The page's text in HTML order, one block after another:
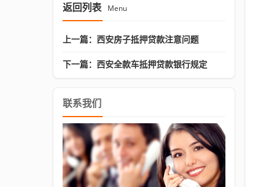
返回列表 Menu
上一篇：西安房子抵押贷款注意问题
下一篇：西安全款车抵押贷款银行规定
联系我们